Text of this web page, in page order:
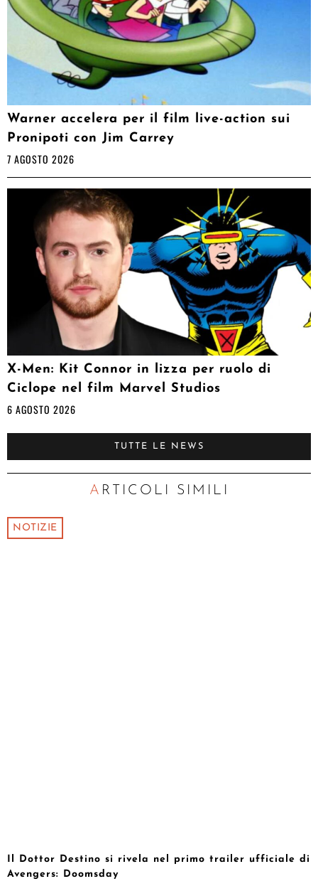
Warner accelera per il film live-action sui
Pronipoti con Jim Carrey
7 AGOSTO 2026
X-Men: Kit Connor in lizza per ruolo di
Ciclope nel film Marvel Studios
6 AGOSTO 2026
TUTTE LE NEWS
ARTICOLI SIMILI
NOTIZIE
Il Dottor Destino si rivela nel primo trailer ufficiale di
Avengers: Doomsday